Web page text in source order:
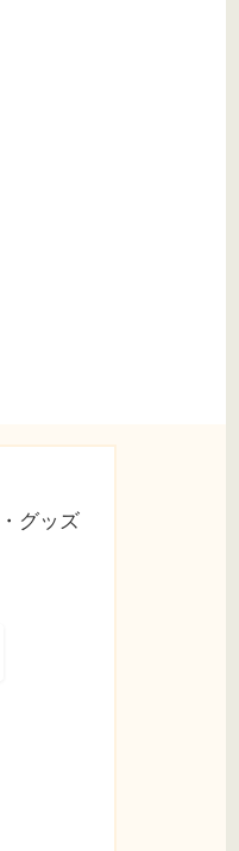
グッズ